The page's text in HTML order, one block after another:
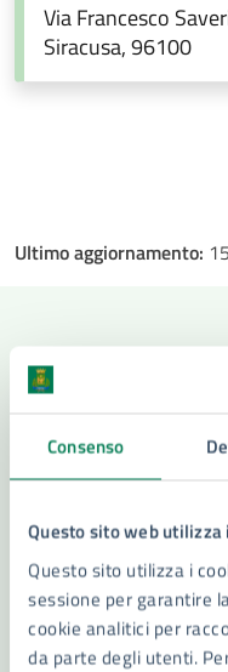
Consenso
Questo sito web utilizza
Questo sito utilizza i
sessione per garantire
cookie analitici per
da parte degli utenti.
Via Francesco
Siracusa, 96100
Ultimo aggiornamento:
Servizi
Iscrizione Anagrafica
Iscrizione
Ascensori: messa in
matricola